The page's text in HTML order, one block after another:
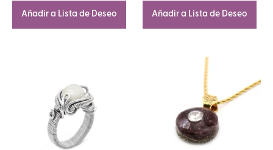
Añadir a Lista de Deseo Añadir a Lista de Deseo
tiene
múltiples
variantes.
producto
tiene
múltiples
variantes.